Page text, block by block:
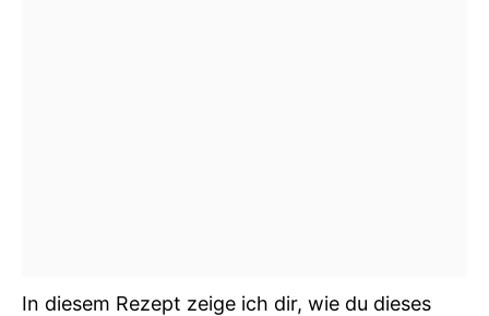
In diesem Rezept zeige ich dir, wie du dieses